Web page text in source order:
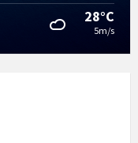
28°C
5m/s